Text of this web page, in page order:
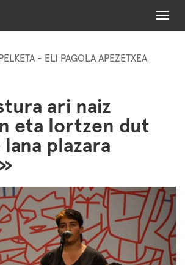
- ELI PAGOLA APEZETXEA
ari naiz
eta lortzen dut
plazara